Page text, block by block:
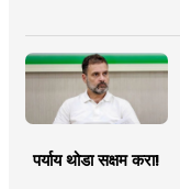
पर्याय थोडा सक्षम करा!